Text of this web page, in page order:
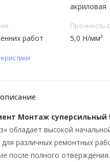
акриловая
работ
Прочность
5,0 Н/мм²
Монтаж суперсильный
обладает высокой
различных ремонтных
после полного